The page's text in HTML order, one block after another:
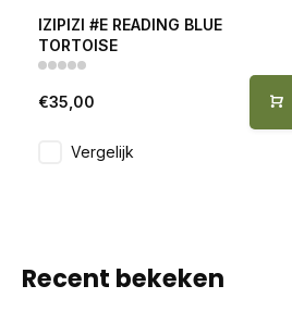
IZIPIZI #E READING BLUE
TORTOISE
€35,00
Vergelijk
Recent bekeken